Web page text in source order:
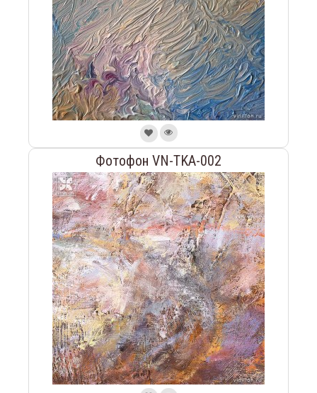
Фотофон VN-TKA-002